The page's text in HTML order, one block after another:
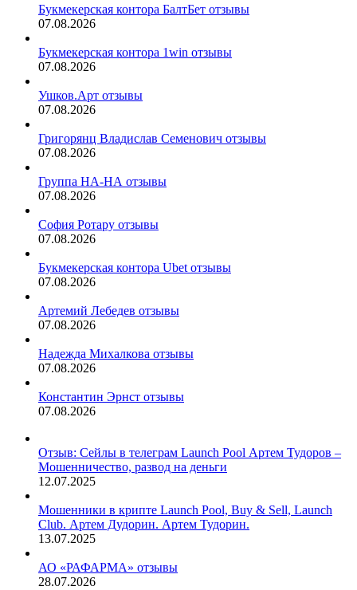
Букмекерская контора БалтБет отзывы
07.08.2026
Букмекерская контора 1win отзывы
07.08.2026
Ушков.Арт отзывы
07.08.2026
Григорянц Владислав Семенович отзывы
07.08.2026
Группа НА-НА отзывы
07.08.2026
София Ротару отзывы
07.08.2026
Букмекерская контора Ubet отзывы
07.08.2026
Артемий Лебедев отзывы
07.08.2026
Надежда Михалкова отзывы
07.08.2026
Константин Эрнст отзывы
07.08.2026
Отзыв: Сейлы в телеграм Launch Pool Артем Тудоров –
Мошенничество, развод на деньги
12.07.2025
Мошенники в крипте Launch Pool, Buy & Sell, Launch
Club. Артем Дудорин. Артем Тудорин.
13.07.2025
АО «РАФАРМА» отзывы
28.07.2026